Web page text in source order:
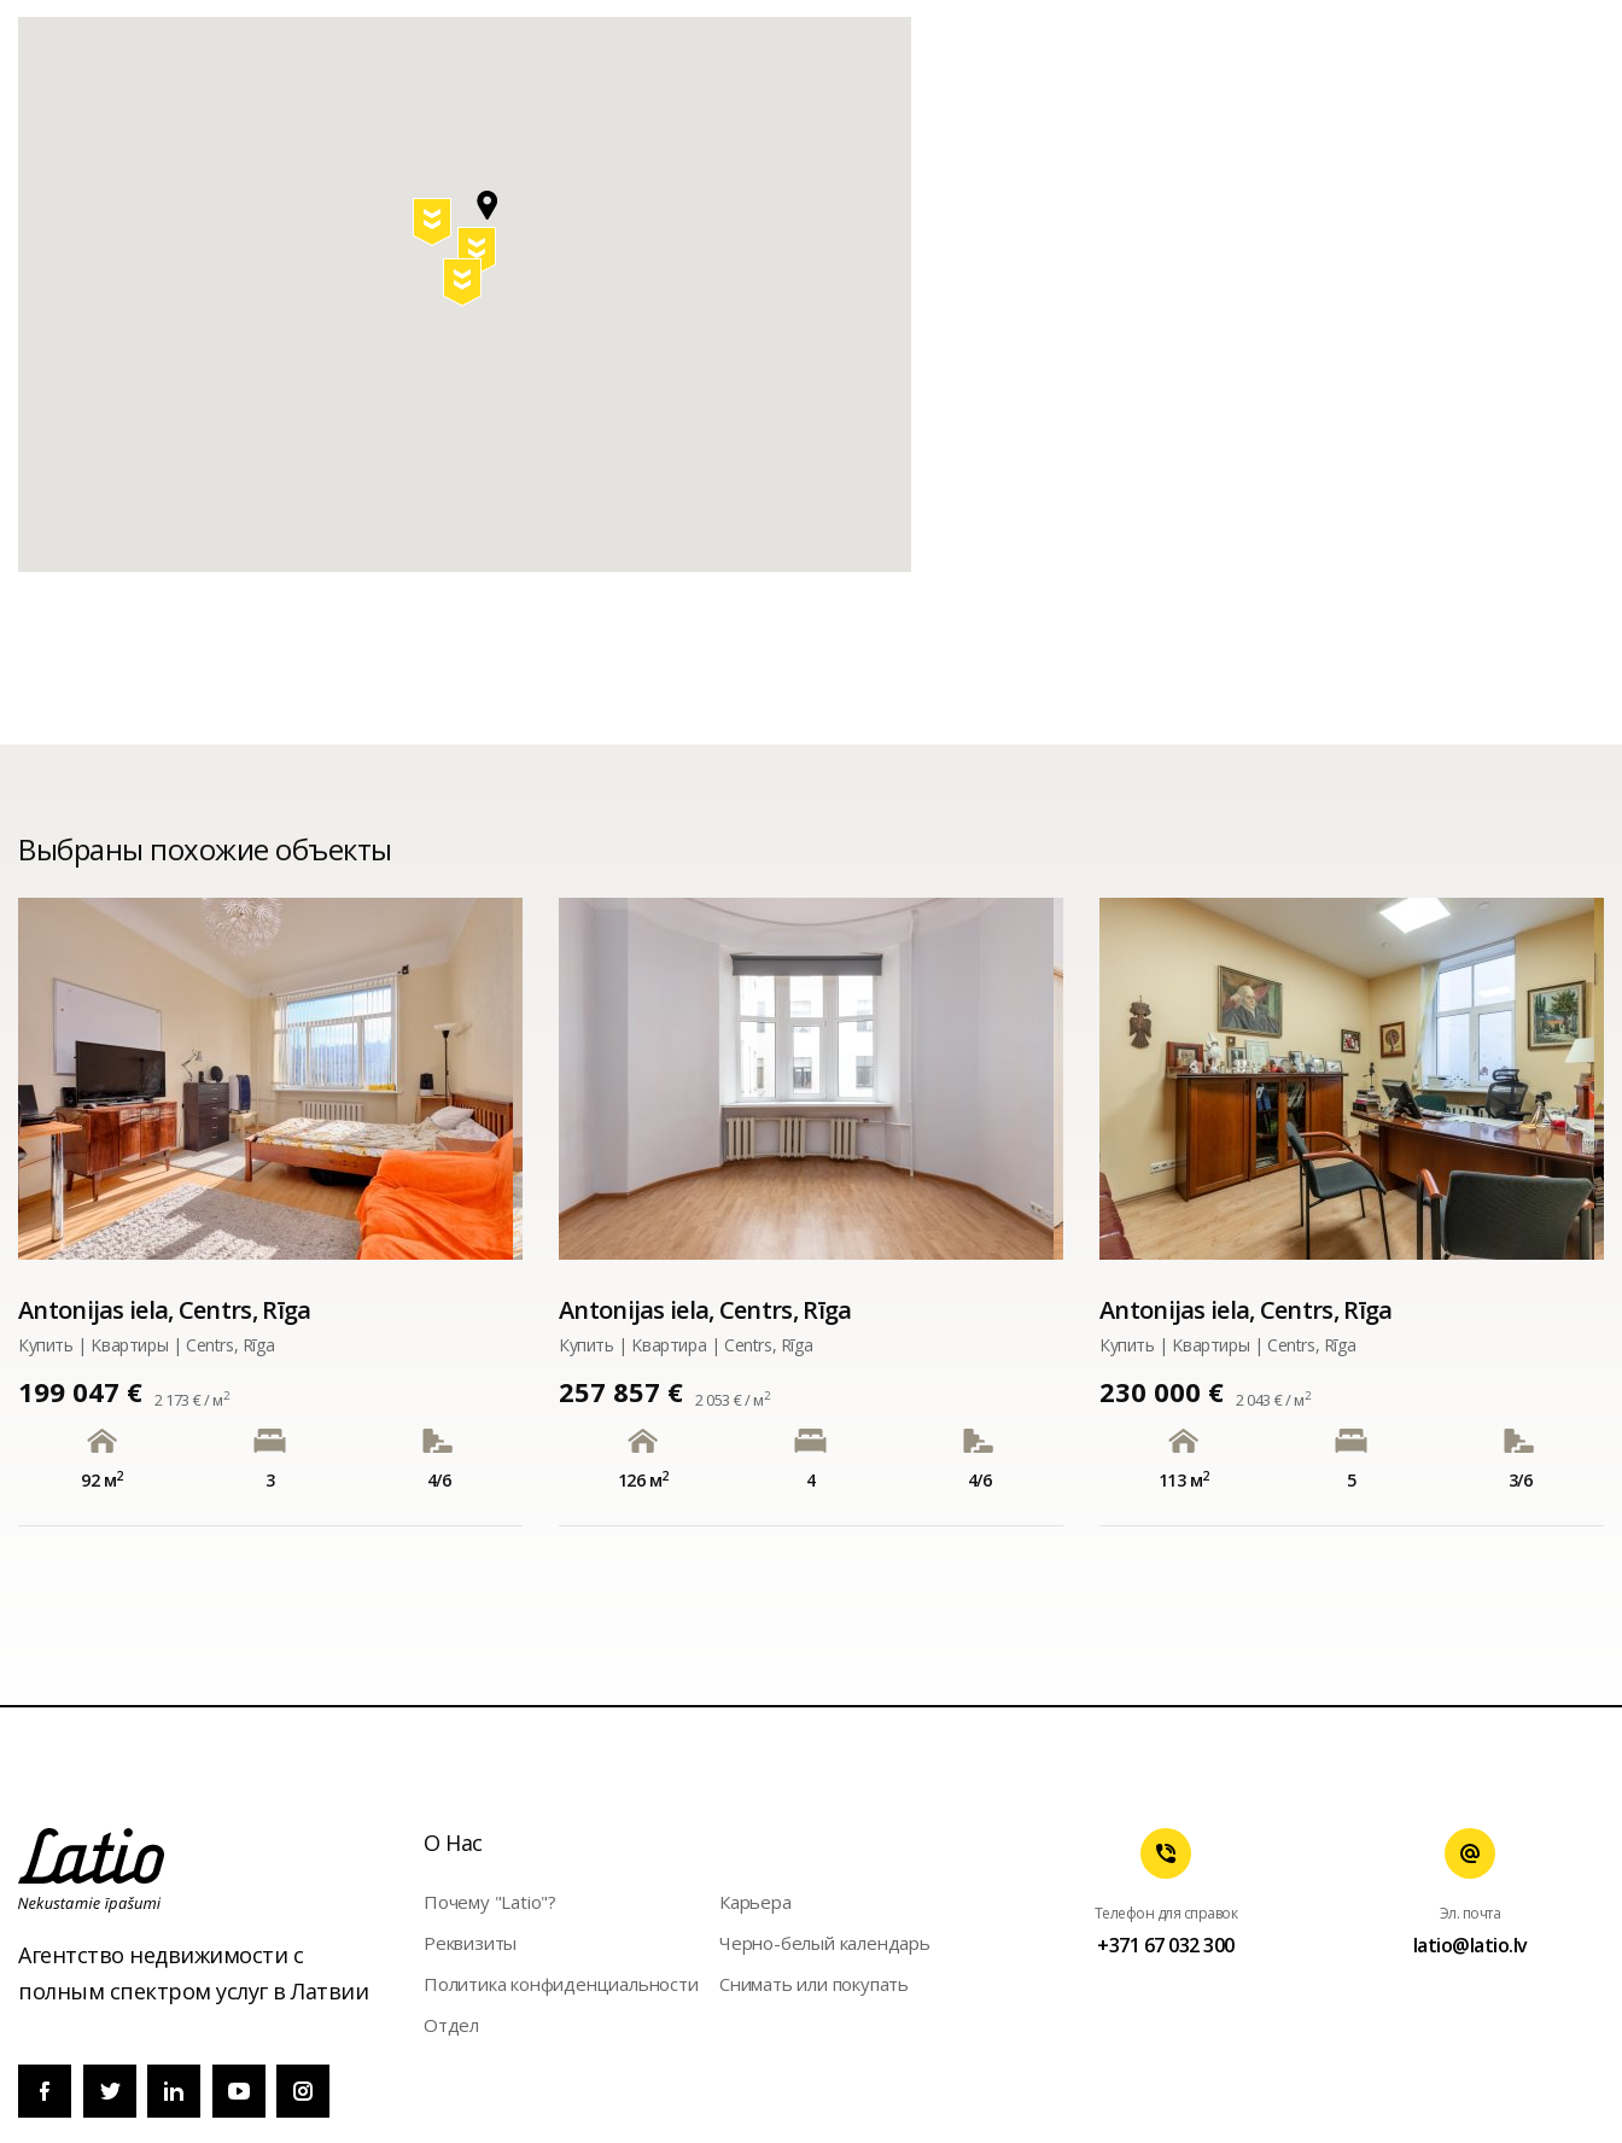
Выбраны похожие объекты
Antonijas iela, Centrs, Rīga
Купить | Kвартиры | Centrs, Rīga
199 047 € 2 173 € / м2
92 м2 3 4/6
Antonijas iela, Centrs, Rīga
Купить | Kвартирa | Centrs, Rīga
257 857 € 2 053 € / м2
126 м2 4 4/6
Antonijas iela, Centrs, Rīga
Купить | Kвартиры | Centrs, Rīga
230 000 € 2 043 € / м2
113 м2 5 3/6
Агентство недвижимости с
полным спектром услуг в Латвии
О Нас
Почему "Latio"?
Pеквизиты
Политика конфиденциальности
Отдел
Карьера
Черно-белый календарь
Снимать или покупать
Телефон для справок
+371 67 032 300
Эл. почта
latio@latio.lv